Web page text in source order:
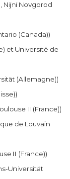
Nijni Novgorod
(Canada))
et Université de
(Allemagne))
II (France))
de Louvain
II (France))
Universität